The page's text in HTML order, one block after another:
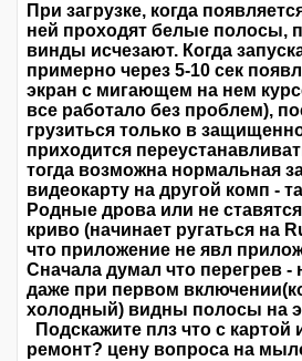
При загрузке, когда
ней проходят белые полосы,
винды исчезают. Когда
примерно через 5-10 сек
экран с мигающем на нем
все работало без проблем),
грузиться только в
приходится
тогда возможна нормальная
видеокарту на другой комп -
Родные дрова или не
криво (начинает ругаться на
что приложение не явл
Сначала думал что перегрев -
даже при первом
холодный) видны полосы на
Подскажите плз что с картой
ремонт? цену вопроса на